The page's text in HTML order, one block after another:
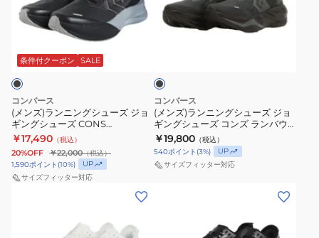
ー
ン
ズ
ラ
ン
リ
ボ
ル
ヴ
ン
ニ
グ
シ
ュ
ー
ズ
ジ
ョ
ギ
条件付クーポン SALE
コンバース
(メンズ)ランニングシューズ ジョ
ギングシューズ CONS
RUNREVOLVE 33600021
￥17,490 （税込）
20%OFF ￥22,000（税込）
1,590ポイント (10%)
UP
サイズフィッター対応
ン
ニ
シ
ュ
ー
ズ
ジ
ョ
ブ
ラ
ッ
コンバース
(メンズ)ランニングシューズ ジョ
ギングシューズ コンズ ランバウ
ンス 3itsuka ブラック 33600202
￥19,800 （税込）
540ポイント (3%)
UP
サイズフィッター対応